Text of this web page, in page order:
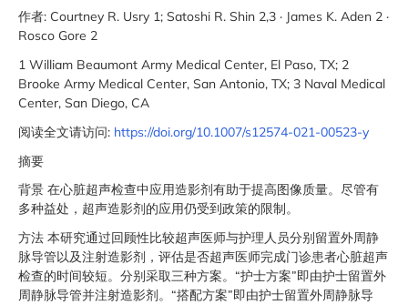
作者: Courtney R. Usry 1; Satoshi R. Shin 2,3 · James K. Aden 2 ·
Rosco Gore 2
1 William Beaumont Army Medical Center, El Paso, TX; 2
Brooke Army Medical Center, San Antonio, TX; 3 Naval Medical
Center, San Diego, CA
阅读全文请访问: https://doi.org/10.1007/s12574-021-00523-y
摘要
背景 在心脏超声检查中应用造影剂有助于提高图像质量。尽管有
多种益处，超声造影剂的应用仍受到政策的限制。
方法 本研究通过回顾性比较超声医师与护理人员分别留置外周静
脉导管以及注射造影剂，评估是否超声医师完成门诊患者心脏超声
检查的时间较短。分别采取三种方案。“护士方案”即由护士留置外
周静脉导管并注射造影剂。“搭配方案”即由护士留置外周静脉导